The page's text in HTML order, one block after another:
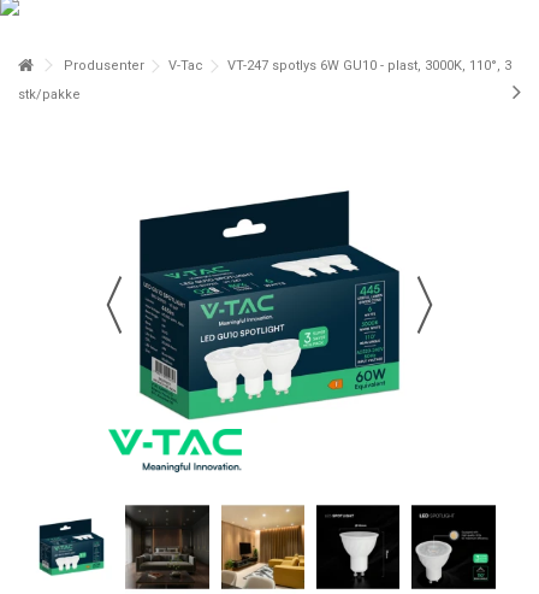
Produsenter V-Tac
VT-247 spotlys 6W GU10 - plast, 3000K, 110°, 3
stk/pakke